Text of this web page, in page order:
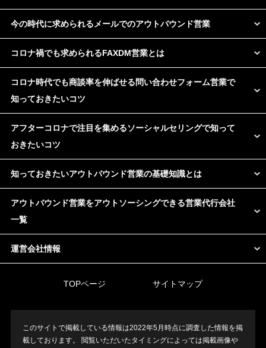
今の時代に求められるメールでのアウトバウンド営業
コロナ禍でも求められるFAXDM営業とは
コロナ時代でも商談率を伸ばせる問い合わせフォーム営業で
知っておきたいコツ
アフターコロナで注目を集めるソーシャルセリングで知って
おきたいコツ
知っておきたいアウトバウンド営業の基礎知識とは
アウトバウンド営業をアウトソーシングできる営業代行会社
一覧
運営会社情報
TOPページ サイトマップ
このサイトで掲載している情報は2022年5月時点に調査した情報を掲
載しております。 閲覧いただいたタイミングによっては掲載画像や